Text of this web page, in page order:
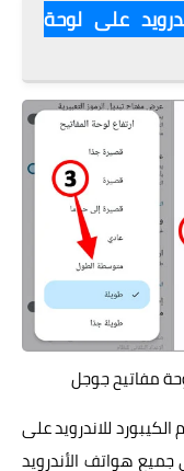
على لوحة
مفاتيح جوجل
للاندرويد على
هواتف الأندرويد